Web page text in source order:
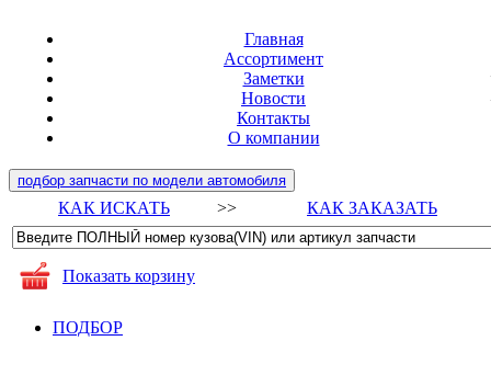
Главная
Ассортимент
Заметки
Новости
Контакты
О компании
подбор запчасти по модели автомобиля
КАК ИСКАТЬ >> КАК ЗАКАЗАТЬ
Показать корзину
ПОДБОР